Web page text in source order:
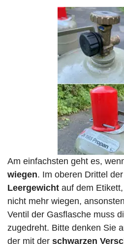
Am einfachsten geht es,
wiegen. Im oberen Drittel
Leergewicht auf dem
nicht mehr wiegen,
Ventil der Gasflasche muss
zugedreht. Bitte denken Sie
der mit der schwarzen